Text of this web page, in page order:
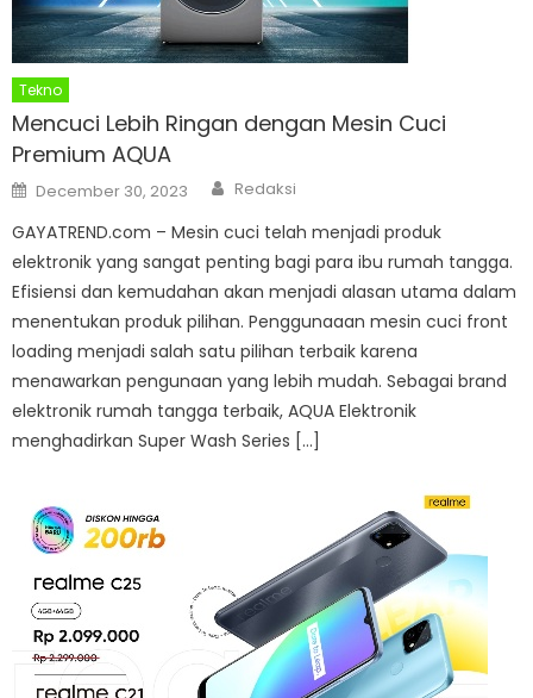
Tekno
Mencuci Lebih Ringan dengan Mesin Cuci
Premium AQUA
Posted
on
December 30, 2023 Author
Redaksi
GAYATREND.com – Mesin cuci telah menjadi produk
elektronik yang sangat penting bagi para ibu rumah tangga.
Efisiensi dan kemudahan akan menjadi alasan utama dalam
menentukan produk pilihan. Penggunaaan mesin cuci front
loading menjadi salah satu pilihan terbaik karena
menawarkan pengunaan yang lebih mudah. Sebagai brand
elektronik rumah tangga terbaik, AQUA Elektronik
menghadirkan Super Wash Series […]